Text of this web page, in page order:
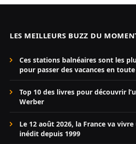
LES MEILLEURS BUZZ DU
Ces stations balnéaires sont les
pour passer des vacances en
Top 10 des livres pour découvrir
Werber
Le 12 août 2026, la France va
inédit depuis 1999